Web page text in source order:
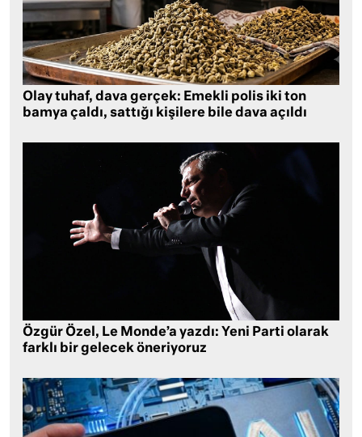
Olay tuhaf, dava gerçek: Emekli polis iki ton
bamya çaldı, sattığı kişilere bile dava açıldı
Özgür Özel, Le Monde’a yazdı: Yeni Parti olarak
farklı bir gelecek öneriyoruz